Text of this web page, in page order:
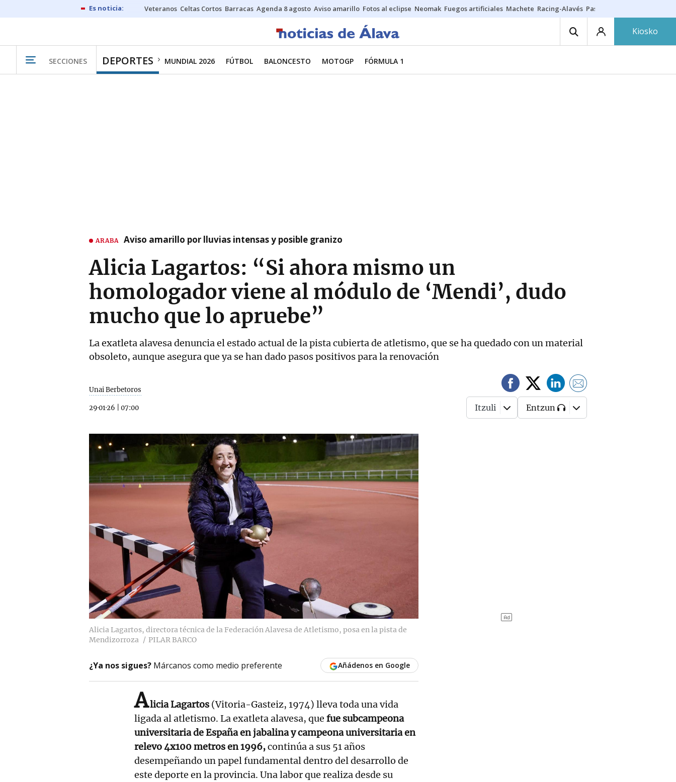
Veteranos Celtas Cortos Barracas Agenda 8 agosto Aviso amarillo Fotos al eclipse Neomak Fuegos artificiales Machete Racing-Alavés Paseíllo 7 agosto
Kiosko
SECCIONES DEPORTES MUNDIAL 2026 FÚTBOL BALONCESTO MOTOGP FÓRMULA 1
ARABA Aviso amarillo por lluvias intensas y posible granizo
Alicia Lagartos: “Si ahora mismo un
homologador viene al módulo de ‘Mendi’, dudo
mucho que lo apruebe”
La exatleta alavesa denuncia el estado actual de la pista cubierta de atletismo, que se ha quedado con un material
obsoleto, aunque asegura que ya se han dado pasos positivos para la renovación
Unai Berbetoros
29·01·26 07:00 Itzuli Entzun
Alicia Lagartos, directora técnica de la Federación Alavesa de Atletismo, posa en la pista de
Mendizorroza
PILAR BARCO
¿Ya nos sigues? Márcanos como medio preferente Añádenos en Google
Alicia Lagartos (Vitoria-Gasteiz, 1974) lleva toda una vida
ligada al atletismo. La exatleta alavesa, que fue subcampeona
universitaria de España en jabalina y campeona universitaria en
relevo 4x100 metros en 1996,continúa a sus 51 años
desempeñando un papel fundamental dentro del desarrollo de
este deporte en la provincia. Una labor que realiza desde su